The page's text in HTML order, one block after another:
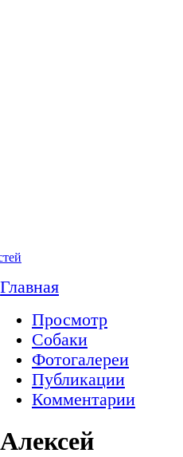
Главная
Просмотр
Собаки
Фотогалереи
Публикации
Комментарии
Aлексей